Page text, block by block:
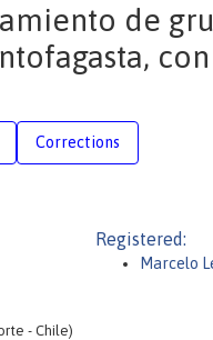
de
Corrections
- Chile)
Registered:
Marcelo